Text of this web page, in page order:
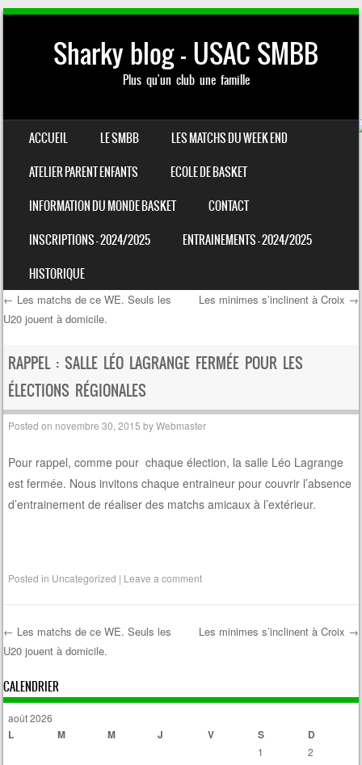
Sharky blog – USAC SMBB
Plus qu'un club une famille
MENU
SKIP TO CONTENT
ACCUEIL LE SMBB
LES MATCHS DU WEEK END
ATELIER PARENT ENFANTS
ECOLE DE BASKET
INFORMATION DU MONDE BASKET
CONTACT
INSCRIPTIONS – 2024/2025
ENTRAINEMENTS – 2024/2025
HISTORIQUE
Post navigation
← Les matchs de ce WE. Seuls les
U20 jouent à domicile.
Les minimes s’inclinent à Croix →
RAPPEL : SALLE LÉO LAGRANGE FERMÉE POUR LES
ÉLECTIONS RÉGIONALES
Posted on novembre 30, 2015 byWebmaster
Pour rappel, comme pour chaque élection, la salle Léo Lagrange
est fermée. Nous invitons chaque entraineur pour couvrir l’absence
d’entrainement de réaliser des matchs amicaux à l’extérieur.
Posted in Uncategorized | Leave a comment
Post navigation
← Les matchs de ce WE. Seuls les
U20 jouent à domicile.
Les minimes s’inclinent à Croix →
CALENDRIER
août 2026
L M M J V S D
1
2